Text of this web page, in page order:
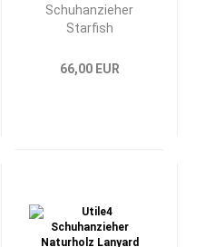
Schuhanzieher
Starfish
66,00 EUR